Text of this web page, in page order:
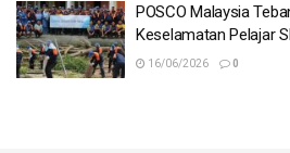
POSCO Malaysia
Keselamatan Pelajar
16/06/2026 0